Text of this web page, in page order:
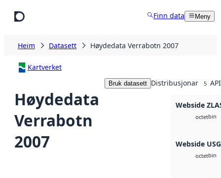
Finn data Meny
Heim Datasett Høydedata Verrabotn 2007
Kartverket
Høydedata
Verrabotn
2007
Bruk datasett Distribusjonar 5
Webside
octetbin
Webside
octetbin